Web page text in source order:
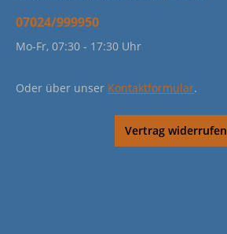
07024/999950
Mo-Fr, 07:30 - 17:30 Uhr
Oder über unser Kontaktformular.
Vertrag widerrufen